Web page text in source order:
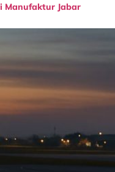
Manufaktur Jabar